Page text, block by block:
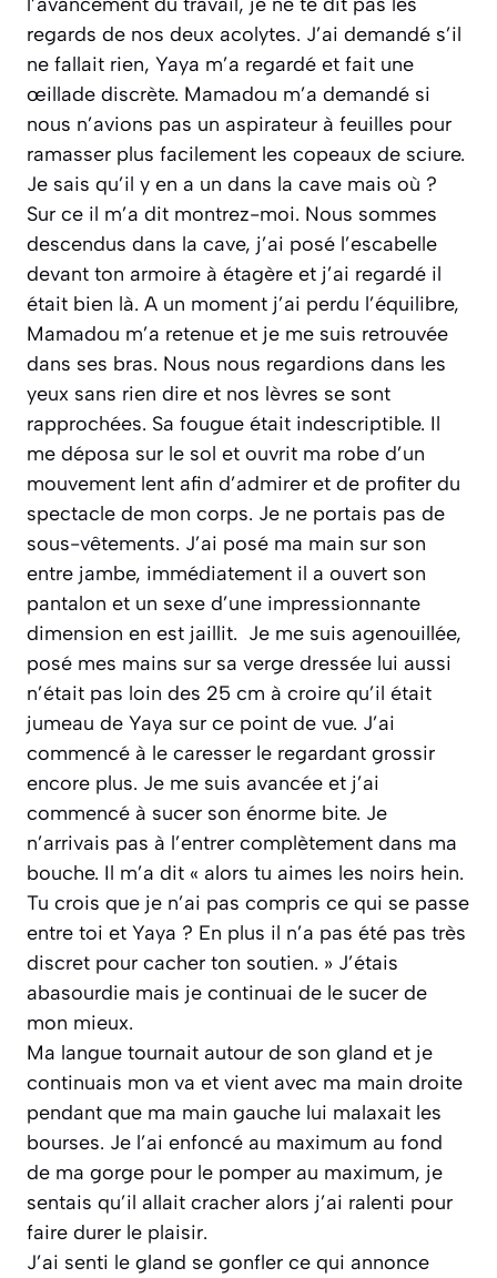
regards de nos deux acolytes. J’ai demandé s’il
ne fallait rien, Yaya m’a regardé et fait une
œillade discrète. Mamadou m’a demandé si
nous n’avions pas un aspirateur à feuilles pour
ramasser plus facilement les copeaux de sciure.
Je sais qu’il y en a un dans la cave mais où ?
Sur ce il m’a dit montrez-moi. Nous sommes
descendus dans la cave, j’ai posé l’escabelle
devant ton armoire à étagère et j’ai regardé il
était bien là. A un moment j’ai perdu l’équilibre,
Mamadou m’a retenue et je me suis retrouvée
dans ses bras. Nous nous regardions dans les
yeux sans rien dire et nos lèvres se sont
rapprochées. Sa fougue était indescriptible. Il
me déposa sur le sol et ouvrit ma robe d’un
mouvement lent afin d’admirer et de profiter du
spectacle de mon corps. Je ne portais pas de
sous-vêtements. J’ai posé ma main sur son
entre jambe, immédiatement il a ouvert son
pantalon et un sexe d’une impressionnante
dimension en est jaillit. Je me suis agenouillée,
posé mes mains sur sa verge dressée lui aussi
n’était pas loin des 25 cm à croire qu’il était
jumeau de Yaya sur ce point de vue. J’ai
commencé à le caresser le regardant grossir
encore plus. Je me suis avancée et j’ai
commencé à sucer son énorme bite. Je
n’arrivais pas à l’entrer complètement dans ma
bouche. Il m’a dit « alors tu aimes les noirs hein.
Tu crois que je n’ai pas compris ce qui se passe
entre toi et Yaya ? En plus il n’a pas été pas très
discret pour cacher ton soutien. » J’étais
abasourdie mais je continuai de le sucer de
mon mieux.
Ma langue tournait autour de son gland et je
continuais mon va et vient avec ma main droite
pendant que ma main gauche lui malaxait les
bourses. Je l’ai enfoncé au maximum au fond
de ma gorge pour le pomper au maximum, je
sentais qu’il allait cracher alors j’ai ralenti pour
faire durer le plaisir.
J’ai senti le gland se gonfler ce qui annonce